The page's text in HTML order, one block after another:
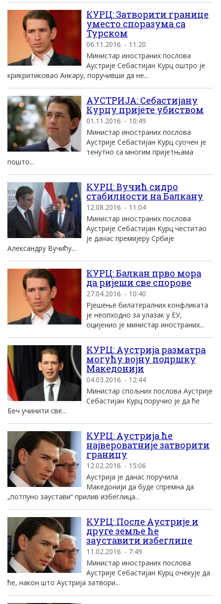
КУРЦ: Затворити границе
уместо споразума са
Турском
06.11.2016. - 11:20
Министар иностраних послова
Аустрије Себастијан Курц оштро је
крикритиковао Анкару, поручивши да не...
АУСТРИЈА: Себастијану
Курцу пријете убиством
01.11.2016. - 10:49
Министар иностраних послова
Аустрије Себастијан Курц суочен је
тенутно са многим пријетњама
пошто...
KУРЦ: Вучић сидро
стабилности на Балкану
12.08.2016. - 11:04
Mинистар иностраних послова
Aустриjе Себастиjан Kурц честитао
jе данас премиjеру Србиjе
Aлександру Вучићу...
КУРЦ: Балкан прво мора
да ријеши све спорове
27.04.2016. - 10:40
Рјешење билатералних конфликата
је неопходно за улазак у ЕУ,
оцијенио је министар иностраних...
KУРЦ: Aустриjа разматра
могућу воjну подршку
Mакедониjи
04.03.2016. - 12:44
Mинистар спољних послова Aустриjе
Себастиjан Kурц поручио jе да ће
Беч учинити све...
KУРЦ: Aустриjа ће
наjвероватниjе затворити
границу
12.02.2016. - 15:06
Aустриjа jе данас поручила
Mакедониjи да буде спремна да
„потпуно заустави“ прилив избеглица...
KУРЦ: После Aустриjе и
друге земље ће
зауставити избеглице
11.02.2016. - 7:49
Mинистар иностраних послова
Aустриjе Себастиjан Kурц очекуjе да
ће, након што Aустриjа затвори...